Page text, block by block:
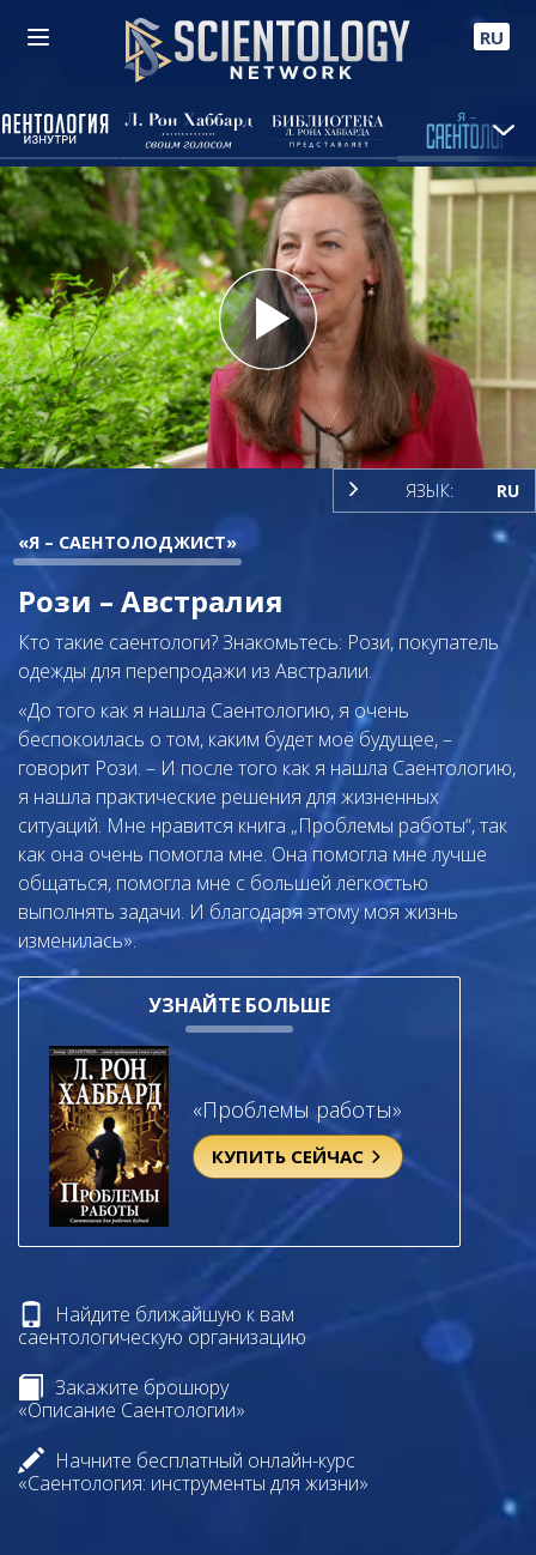
RU
Play
Video
ЯЗЫК: RU
«Я – САЕНТОЛОДЖИСТ»
Рози – Австралия
Кто такие саентологи? Знакомьтесь: Рози, покупатель
одежды для перепродажи из Австралии.
«До того как я нашла Саентологию, я очень
беспокоилась о том, каким будет моё будущее, –
говорит Рози. – И после того как я нашла Саентологию,
я нашла практические решения для жизненных
ситуаций. Мне нравится книга „Проблемы работы“, так
как она очень помогла мне. Она помогла мне лучше
общаться, помогла мне с большей лёгкостью
выполнять задачи. И благодаря этому моя жизнь
изменилась».
УЗНАЙТЕ БОЛЬШЕ
«Проблемы работы»
КУПИТЬ СЕЙЧАС
Найдите ближайшую к вам
саентологическую организацию
Закажите брошюру
«Описание Саентологии»
Начните бесплатный онлайн-курс
«Саентология: инструменты для жизни»